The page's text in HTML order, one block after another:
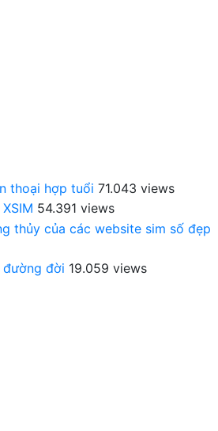
thoại hợp tuổi 71.043 views
54.391 views
thủy của các website sim số đẹp
đời 19.059 views